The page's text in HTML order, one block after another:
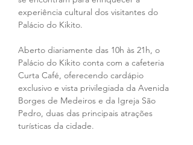
experiência cultural dos visitantes do
Palácio do Kikito.
Aberto diariamente das 10h às 21h, o
Palácio do Kikito conta com a cafeteria
Curta Café, oferecendo cardápio
exclusivo e vista privilegiada da Avenida
Borges de Medeiros e da Igreja São
Pedro, duas das principais atrações
turísticas da cidade.